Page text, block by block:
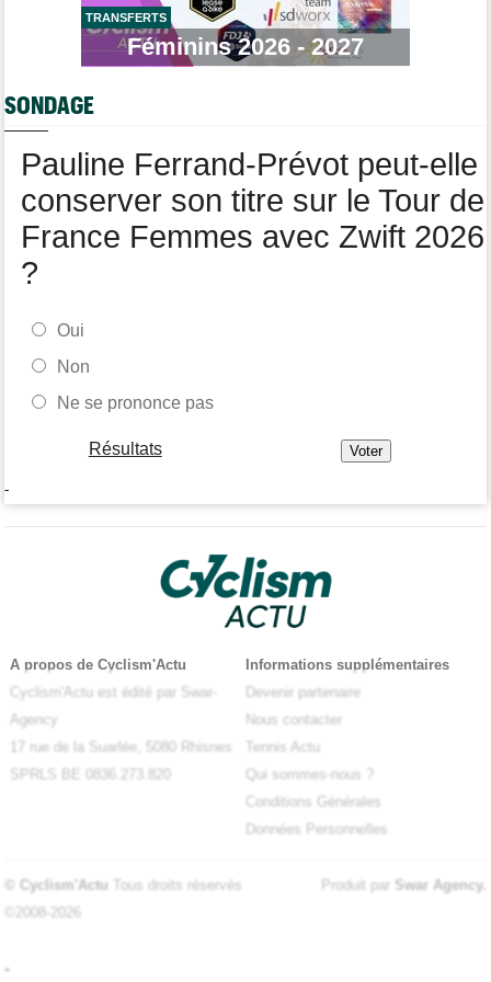
Tour de France
Geraint Thomas : "On est passé à côté du Tour..."
Le Mercato vélo est ouvert... Toutes les dernières infos de
05/08
Tour de France Femmes
Demi Vollering la 5e étape ! Ferrand-Prévot perd tout
TRANSFERTS
Féminins 2026 - 2027
SONDAGE
Pauline Ferrand-Prévot peut-elle
conserver son titre sur le Tour de
France Femmes avec Zwift 2026
?
Oui
Non
Ne se prononce pas
Résultats
-
A propos de Cyclism'Actu
Cyclism'Actu est édité par Swar-
Agency
17 rue de la Suarlée, 5080 Rhisnes
SPRLS BE 0836.273.820
Informations supplémentaires
Devenir partenaire
Nous contacter
Tennis Actu
Qui sommes-nous ?
Conditions Générales
Données Personnelles
© Cyclism'Actu Tous droits réservés
©2008-2026
Produit par Swar Agency.
-